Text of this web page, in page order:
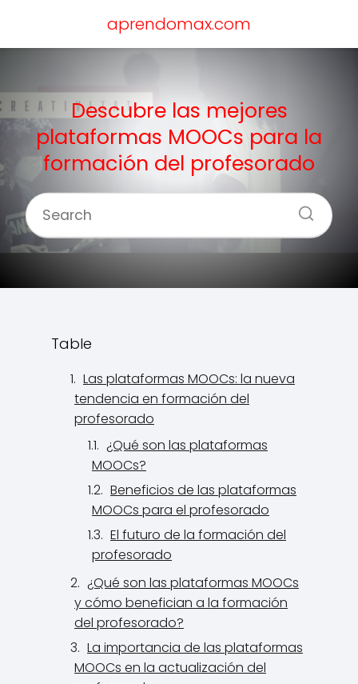
aprendomax.com
Descubre las mejores
plataformas MOOCs para la
formación del profesorado
Table
Las plataformas MOOCs: la nueva
tendencia en formación del
profesorado
¿Qué son las plataformas
MOOCs?
Beneficios de las plataformas
MOOCs para el profesorado
El futuro de la formación del
profesorado
¿Qué son las plataformas MOOCs
y cómo benefician a la formación
del profesorado?
La importancia de las plataformas
MOOCs en la actualización del